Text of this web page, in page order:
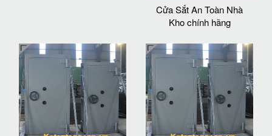
Cửa Sắt An Toàn Nhà
Kho chính hãng